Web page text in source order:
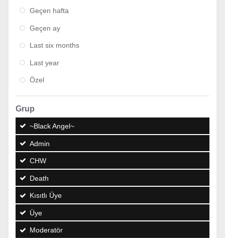
Geçen hafta
Geçen ay
Last six months
Last year
Özel
Grup
~Black Angel~
Admin
CHW
Death
Kısıtlı Üye
Üye
Moderatör